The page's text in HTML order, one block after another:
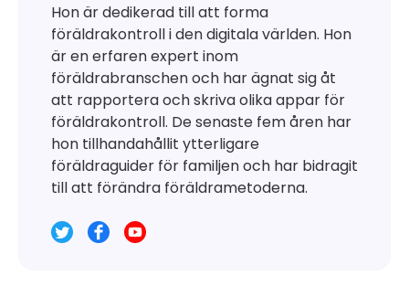
Hon är dedikerad till att forma
föräldrakontroll i den digitala världen. Hon
är en erfaren expert inom
föräldrabranschen och har ägnat sig åt
att rapportera och skriva olika appar för
föräldrakontroll. De senaste fem åren har
hon tillhandahållit ytterligare
föräldraguider för familjen och har bidragit
till att förändra föräldrametoderna.